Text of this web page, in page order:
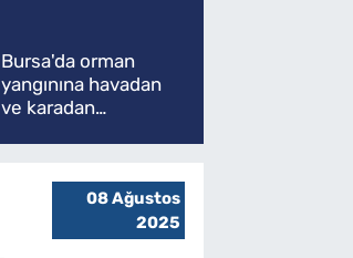
Bursa'da orman
yangınına havadan
ve karadan
08 Ağustos
2025